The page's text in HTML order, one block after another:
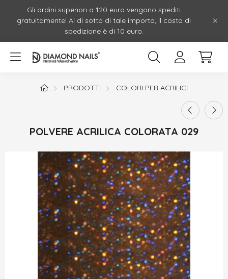
Gli ordini superiori a 120 euro vengono spediti
gratuitamente! Al di sotto di tale importo, il costo di
spedizione è di 10 euro.
PRODOTTI COLORI PER ACRILICI
POLVERE ACRILICA COLORATA 029